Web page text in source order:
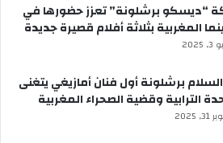
“ديسكو برشلونة” تعزز حضورها في
المغربية بثلاثة أفلام قصيرة جديدة
برشلونة أول فنان أمازيغي يتغنى
الترابية وقضية الصحراء المغربية
2025